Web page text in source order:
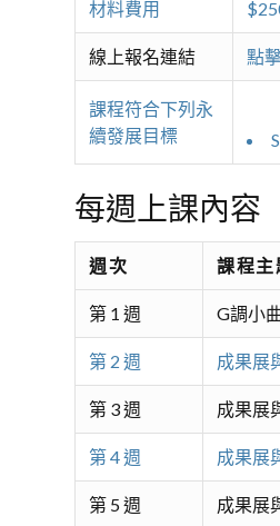
材料費用
線上報名連結 點
課程符合下列永
續發展目標
每週上課內容
週次 課程主
第 1 週 G調小
第 2 週 成果展
第 3 週 成果展
第 4 週 成果展
第 5 週 成果展